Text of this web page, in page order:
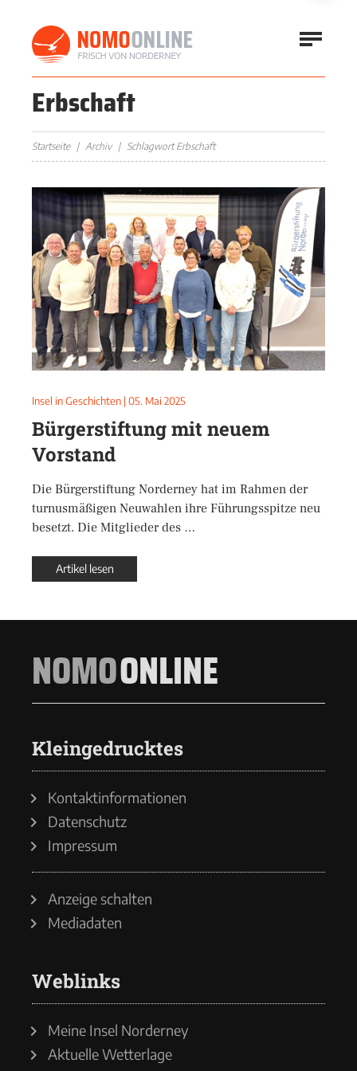
Erbschaft
Startseite Archiv Schlagwort Erbschaft
Insel in Geschichten | 05. Mai 2025
Bürgerstiftung mit neuem
Vorstand
Die Bürgerstiftung Norderney hat im Rahmen der
turnusmäßigen Neuwahlen ihre Führungsspitze neu
besetzt. Die Mitglieder des …
Artikel lesen
NOMOONLINE
Kleingedrucktes
Kontaktinformationen
Datenschutz
Impressum
Anzeige schalten
Mediadaten
Weblinks
Meine Insel Norderney
Aktuelle Wetterlage